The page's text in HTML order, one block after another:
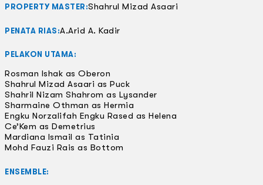
PROPERTY MASTER:Shahrul Mizad Asaari
PENATA RIAS:A.Arid A. Kadir
PELAKON UTAMA:
Rosman Ishak as Oberon
Shahrul Mizad Asaari as Puck
Shahril Nizam Shahrom as Lysander
Sharmaine Othman as Hermia
Engku Norzalifah Engku Rased as Helena
Ce’Kem as Demetrius
Mardiana Ismail as Tatinia
Mohd Fauzi Rais as Bottom
ENSEMBLE: